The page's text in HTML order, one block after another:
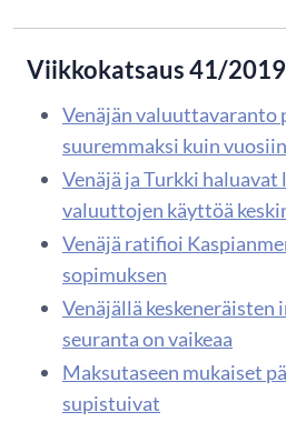
Viikkokatsaus 41/2019
Venäjän valuuttavaranto
suuremmaksi kuin vuosiin
Venäjä ja Turkki
valuuttojen käyttöä
Venäjä ratifioi
sopimuksen
Venäjällä keskeneräisten
seuranta on vaikeaa
Maksutaseen mukaiset
supistuivat